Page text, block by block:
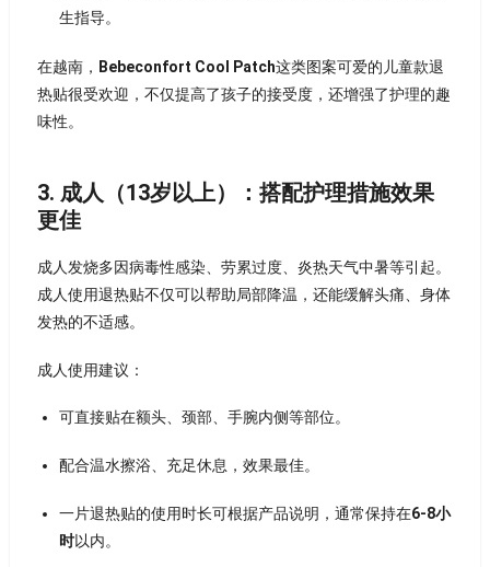
生指导。
在越南， Bebeconfort Cool Patch这类图案可爱的儿童款退
热贴很受欢迎，不仅提高了孩子的接受度，还增强了护理的趣
味性。
3. 成人（13岁以上）：搭配护理措施效果
更佳
成人发烧多因病毒性感染、劳累过度、炎热天气中暑等引起。
成人使用退热贴不仅可以帮助局部降温，还能缓解头痛、身体
发热的不适感。
成人使用建议：
可直接贴在额头、颈部、手腕内侧等部位。
配合温水擦浴、充足休息，效果最佳。
一片退热贴的使用时长可根据产品说明，通常保持在6-8小
时以内。